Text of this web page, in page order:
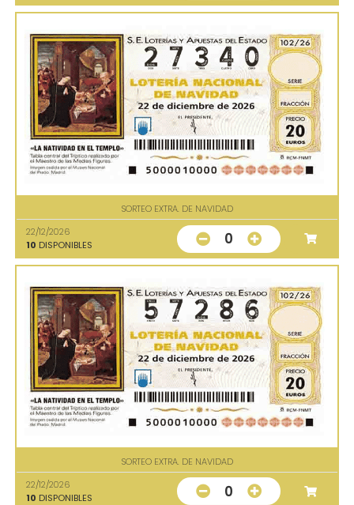
SORTEO EXTRA. DE NAVIDAD
22/12/2026
10 DISPONIBLES 0
SORTEO EXTRA. DE NAVIDAD
22/12/2026
10 DISPONIBLES 0